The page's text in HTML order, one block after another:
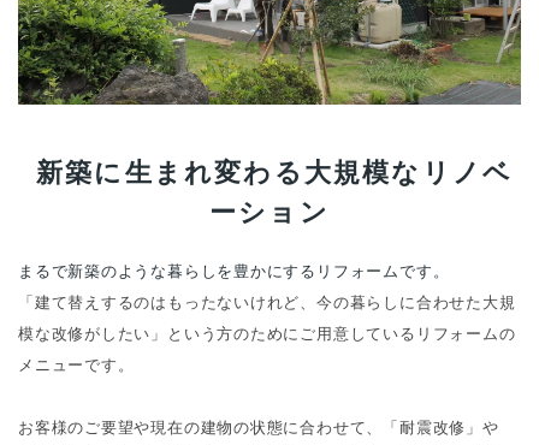
新築に生まれ変わる大規模なリノベ
ーション
まるで新築のような暮らしを豊かにするリフォームです。
「建て替えするのはもったないけれど、今の暮らしに合わせた大規
模な改修がしたい」という方のためにご用意しているリフォームの
メニューです。
お客様のご要望や現在の建物の状態に合わせて、「耐震改修」や